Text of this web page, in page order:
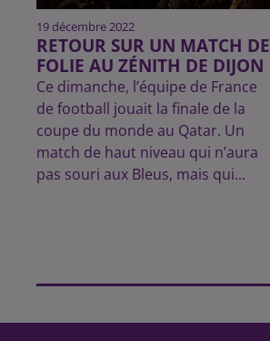
19 décembre 2022
RETOUR SUR UN MATCH DE
FOLIE AU ZÉNITH DE DIJON
Ce dimanche, l’équipe de France
de football jouait la finale de la
coupe du monde au Qatar. Un
match de haut niveau qui n’aura
pas souri aux Bleus, mais qui...